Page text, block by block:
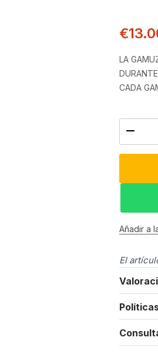
€
LA
CADA
Añadir a
El